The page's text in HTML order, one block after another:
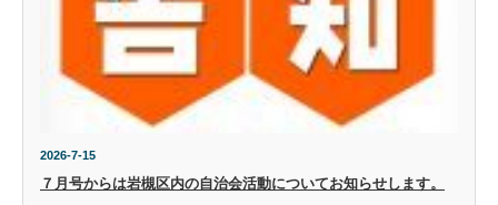
2026-7-15
７月号からは岩槻区内の自治会活動についてお知らせします。